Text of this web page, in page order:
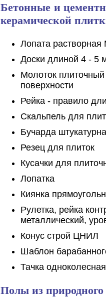
Бетонные и
керамической
Лопата
Доски длиной 4 - 5
Молоток
поверхности
Рейка - правило
Скальпель для
Бучарда
Резец для плиток
Кусачки для
Лопатка
Киянка
Рулетка, рейка
металлический,
Конус строй ЦНИЛ
Шаблон
Тачка одноколесная
Полы из